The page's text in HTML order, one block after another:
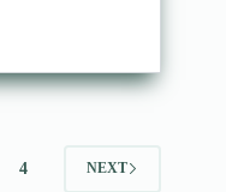
4 NEXT